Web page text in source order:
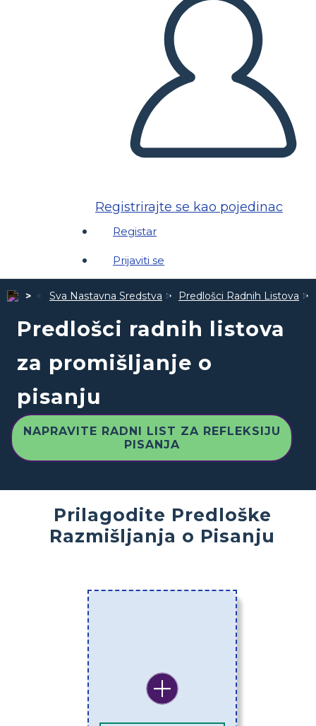
Registrirajte se kao pojedinac
Registar
Prijaviti se
Sva Nastavna Sredstva Predlošci Radnih Listova
Predlošci radnih listova
za promišljanje o
pisanju
NAPRAVITE RADNI LIST ZA REFLEKSIJU
PISANJA
Prilagodite Predloške
Razmišljanja o Pisanju